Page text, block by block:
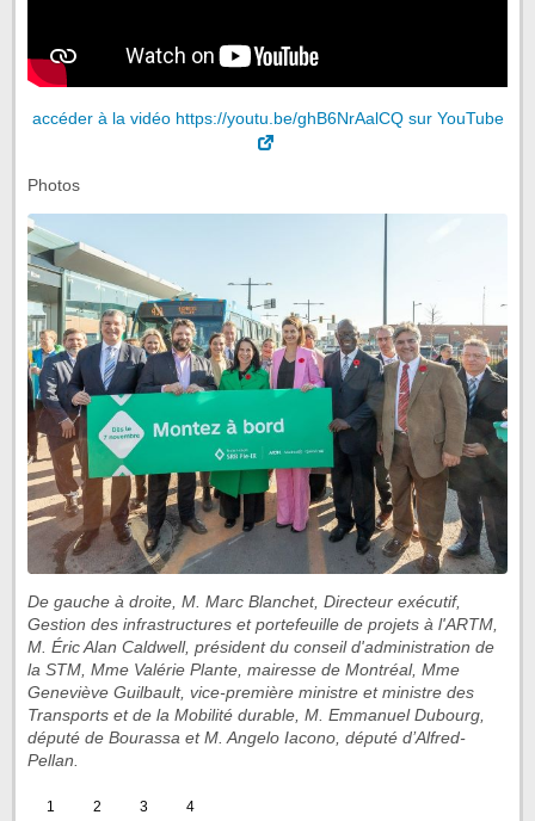
accéder à la vidéo https://youtu.be/ghB6NrAalCQ sur YouTube
Photos
De gauche à droite, M. Marc Blanchet, Directeur exécutif,
Gestion des infrastructures et portefeuille de projets à l'ARTM,
M. Éric Alan Caldwell, président du conseil d'administration de
la STM, Mme Valérie Plante, mairesse de Montréal, Mme
Geneviève Guilbault, vice-première ministre et ministre des
Transports et de la Mobilité durable, M. Emmanuel Dubourg,
député de Bourassa et M. Angelo Iacono, député d’Alfred-
Pellan.
1 2 3 4